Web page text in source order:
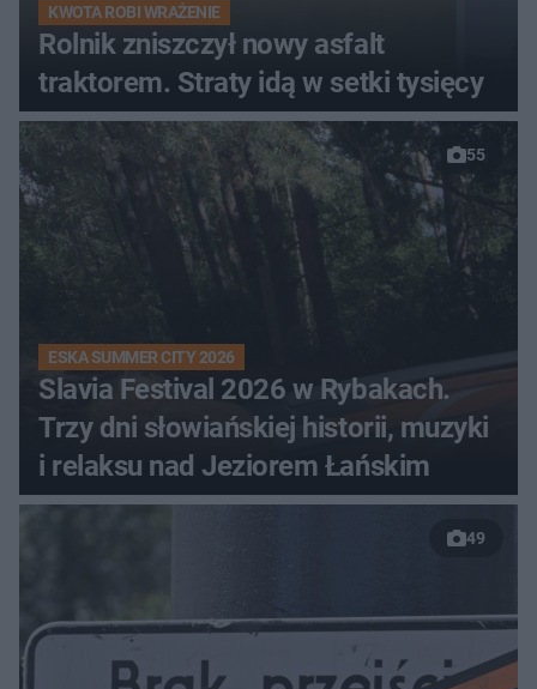
KWOTA ROBI WRAŻENIE
Rolnik zniszczył nowy asfalt
traktorem. Straty idą w setki tysięcy
55
ESKA SUMMER CITY 2026
Slavia Festival 2026 w Rybakach.
Trzy dni słowiańskiej historii, muzyki
i relaksu nad Jeziorem Łańskim
49